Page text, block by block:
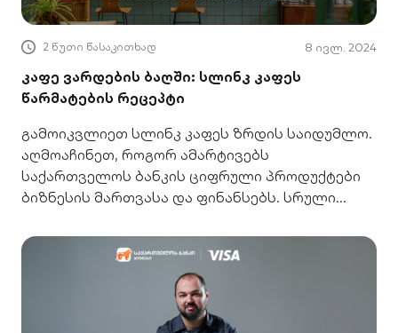
2 წუთი წასაკითხად 8 ივლ. 2024
კაფე ვარდების ბაღში: სლინკ კაფეს
წარმატების რეცეპტი
გამოიკვლიეთ სლინკ კაფეს ზრდის საიდუმლო.
აღმოაჩინეთ, როგორ ამარტივებს
საქართველოს ბანკის ციფრული პროდუქტები
ბიზნესის მართვასა და ფინანსებს. სრული